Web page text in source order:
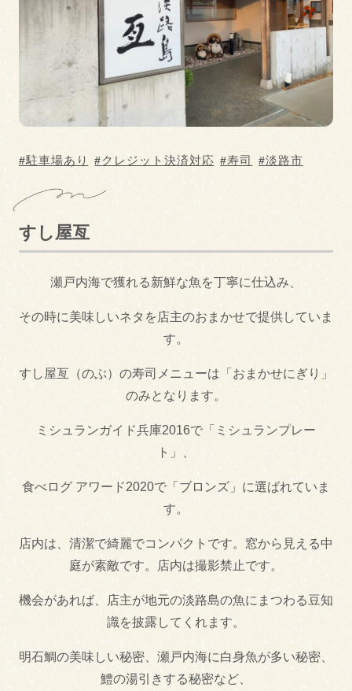
駐車場あり クレジット決済対応 寿司 淡路市
すし屋亙
瀬戸内海で獲れる新鮮な魚を丁寧に仕込み、
その時に美味しいネタを店主のおまかせで提供していま
す。
すし屋亙（のぶ）の寿司メニューは「おまかせにぎり」
のみとなります。
ミシュランガイド兵庫2016で「ミシュランプレー
ト」、
食べログ アワード2020で「ブロンズ」に選ばれていま
す。
店内は、清潔で綺麗でコンパクトです。窓から見える中
庭が素敵です。店内は撮影禁止です。
機会があれば、店主が地元の淡路島の魚にまつわる豆知
識を披露してくれます。
明石鯛の美味しい秘密、瀬戸内海に白身魚が多い秘密、
鱧の湯引きする秘密など、
グルメカテゴリー
BAR BBQ
中華料理・ラーメン
イタリアン・フレン
チ
うどん・そば 和菓子
お好み焼き・鉄板焼
カフェ・スイーツ 寿司
カレー 居酒屋
洋食 その他
淡路島ぬーどる 淡路島バーガー
テイクアウト
テイクアウトあり テイクアウトなし
できるだけ紙対応店